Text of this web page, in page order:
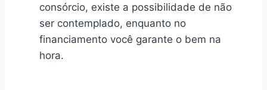
consórcio, existe a possibilidade de não
ser contemplado, enquanto no
financiamento você garante o bem na
hora.